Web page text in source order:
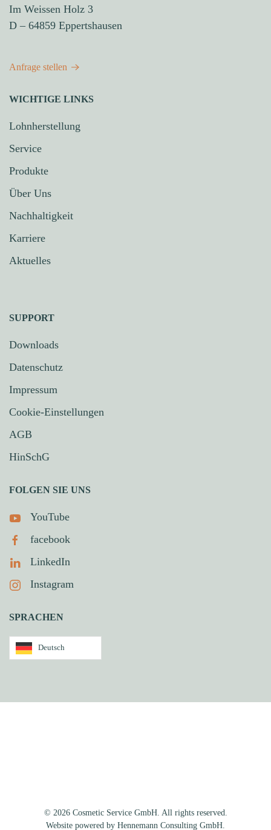
Im Weissen Holz 3
D – 64859 Eppertshausen
Anfrage stellen
WICHTIGE LINKS
Lohnherstellung
Service
Produkte
Über Uns
Nachhaltigkeit
Karriere
Aktuelles
SUPPORT
Downloads
Datenschutz
Impressum
Cookie-Einstellungen
AGB
HinSchG
FOLGEN SIE UNS
YouTube
facebook
LinkedIn
Instagram
SPRACHEN
Deutsch
© 2026Cosmetic Service GmbH. All rights reserved.
Website powered by Hennemann Consulting GmbH